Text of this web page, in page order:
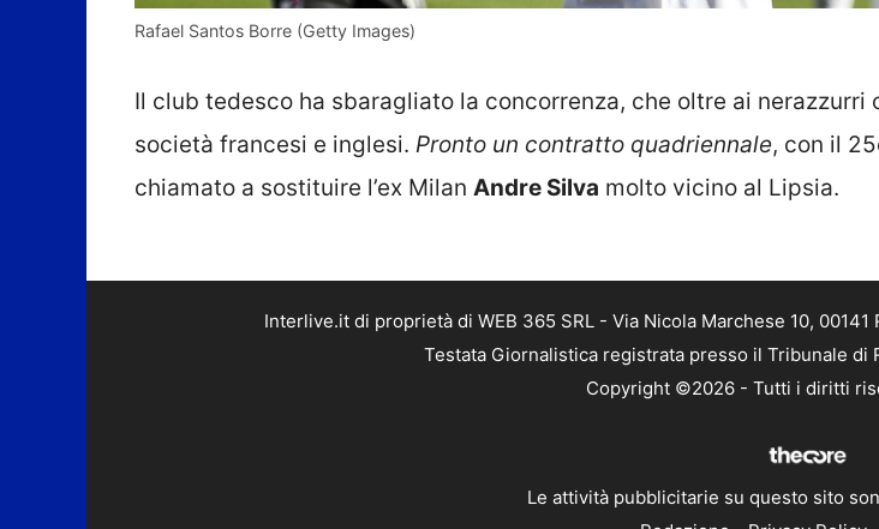
Rafael Santos Borre (Getty Images)
Il club tedesco ha sbaragliato la concorrenza, che oltre ai nerazzurri
società francesi e inglesi. Pronto un contratto quadriennale, con il
chiamato a sostituire l’ex Milan Andre Silva molto vicino al Lipsia.
Interlive.it di proprietà di WEB 365 SRL - Via Nicola Marchese 10,
Testata Giornalistica registrata presso il Tribunale di
Copyright ©2026 - Tutti i diritti
Le attività pubblicitarie su questo sito